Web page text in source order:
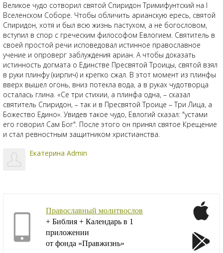
Великое чудо сотворил святой Спиридон Тримифунтский на I
Вселенском Соборе. Чтобы обличить арианскую ересь, святой
Спиридон, хотя и был всю жизнь пастухом, а не богословом,
вступил в спор с греческим философом Евлогием. Святитель в
своей простой речи исповедовал истинное православное
учение и опроверг заблуждения ариан. А чтобы доказать
истинность догмата о Единстве Пресвятой Троицы, святой взял
в руки плинфу (кирпич) и крепко сжал. В этот момент из плинфы
вверх вышел огонь, вниз потекла вода, а в руках чудотворца
осталась глина. «Се три стихии, а плинфа одна, – сказал
святитель Спиридон, – так и в Пресвятой Троице – Три Лица, а
Божество Едино». Увидев такое чудо, Евлогий сказал: "устами
его говорил Сам Бог". После этого он принял святое Крещение
и стал ревностным защитником христианства.
Екатерина Admin
Православный молитвослов
+ Библия + Календарь в 1
приложении
от фонда «Правжизнь»